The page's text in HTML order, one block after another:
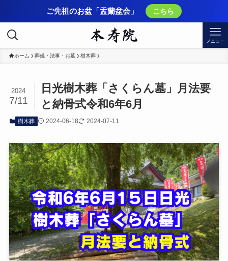
ご先祖のお盆「盂蘭盆会」 こちら
メニュー
ホーム 葬儀・法事・お墓 樹木葬
日光樹木葬「さくらん墓」月法要
と納骨式令和6年6月
2024
7/11
樹木葬 2024-06-18 2024-07-11